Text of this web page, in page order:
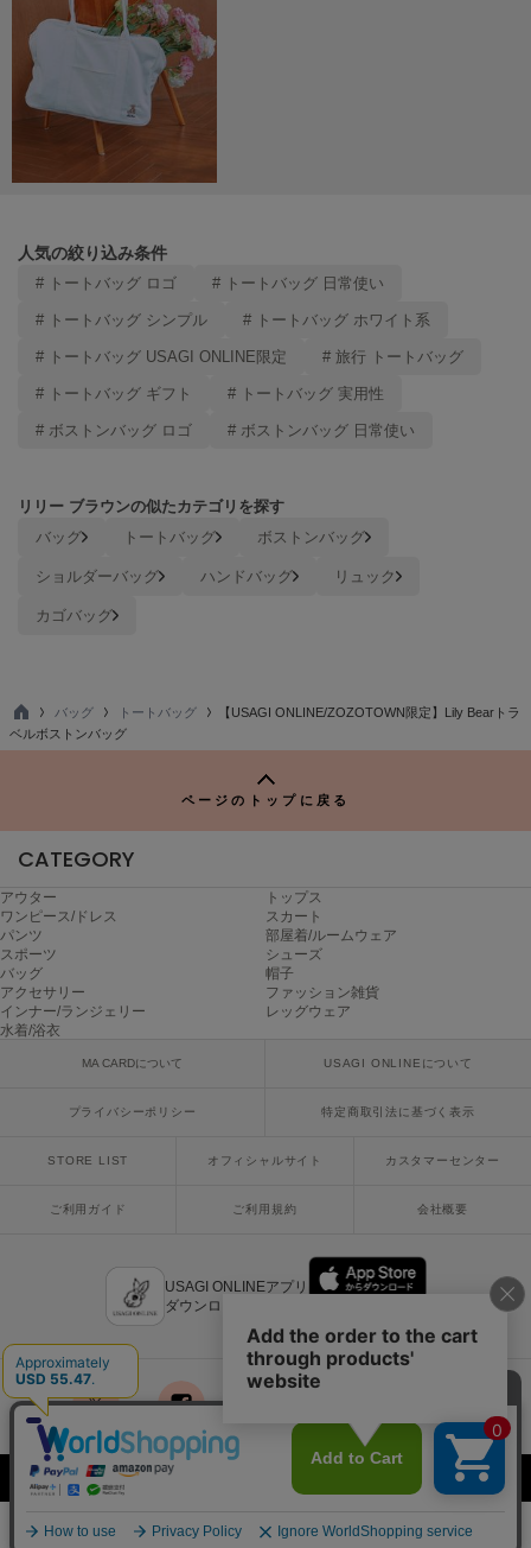
TSURU by Mariko Oikawa
ツルバイマリコオイカワ
アンダーソン アンダーソン
un/neu
アンノイ
URBAN RESEARCH ROSSO
USAGI Books
USAGI Gallery
ウサギギャラリー
ウサギギフト
USAGI Vintage
ウサギヴィンテージ
人気の絞り込み条件
# トートバッグ ロゴ # トートバッグ 日常使い
# トートバッグ シンプル # トートバッグ ホワイト系
# トートバッグ USAGI ONLINE限定 # 旅行 トートバッグ
# トートバッグ ギフト # トートバッグ 実用性
# ボストンバッグ ロゴ # ボストンバッグ 日常使い
リリー ブラウンの似たカテゴリを探す
バッグ トートバッグ
ボストンバッグ
ショルダーバッグ
ハンドバッグ
リュック
カゴバッグ
¥8,800 税込 カートに入れる
TO
P
バッグ トートバッグ
【USAGI ONLINE/ZOZOTOWN限定】Lily Bearトラ
ベルボストンバッグ
ページのトップに戻る
CATEGORY
アウター
トップス
ワンピース/ドレス
スカート
パンツ
部屋着/ルームウェア
スポーツ
シューズ
バッグ
帽子
アクセサリー
ファッション雑貨
インナー/ランジェリー
レッグウェア
水着/浴衣
MA CARDについて USAGI ONLINEについて
プライバシーポリシー 特定商取引法に基づく表示
STORE LIST オフィシャルサイト カスタマーセンター
ご利用ガイド ご利用規約 会社概要
USAGI ONLINEアプリ
ダウンロードはこちら
x facebook LINE mail
Copyright © 2018 Usagi Online Co.,Ltd. All Rights Reserved.